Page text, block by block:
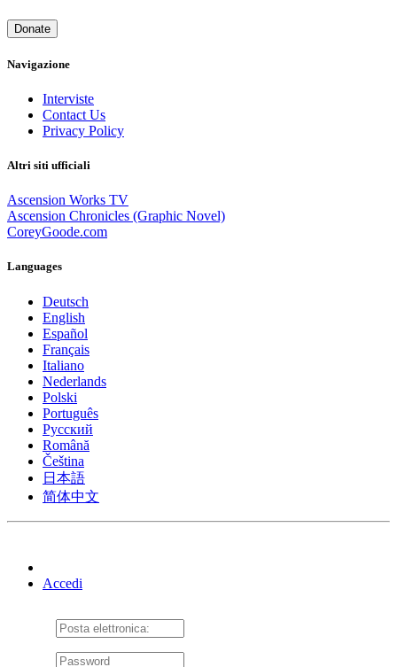
Donate
Navigazione
Interviste
Contact Us
Privacy Policy
Altri siti ufficiali
Ascension Works TV
Ascension Chronicles (Graphic Novel)
CoreyGoode.com
Languages
Deutsch
English
Español
Français
Italiano
Nederlands
Polski
Português
Pусский
Română
Čeština
日本語
简体中文
Accedi